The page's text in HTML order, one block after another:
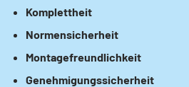
Komplettheit
Normensicherheit
Montagefreundlichkeit
Genehmigungssicherheit